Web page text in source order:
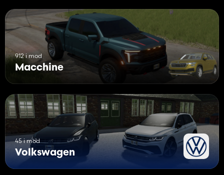
912 i mod
Macchine
45 i mod
Volkswagen